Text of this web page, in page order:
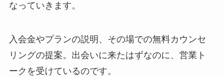
なっていきます。
入会金やプランの説明、その場での無料カウンセ
リングの提案。出会いに来たはずなのに、営業ト
ークを受けているのです。